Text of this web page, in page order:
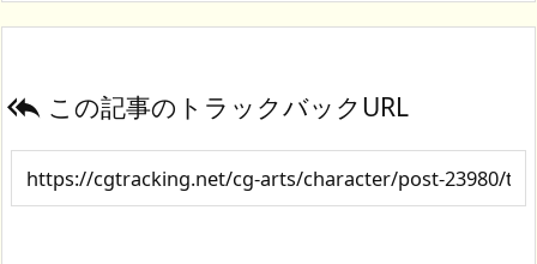
 この記事のトラックバックURL